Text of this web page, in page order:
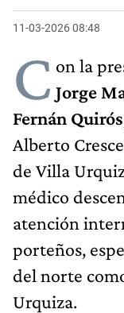
11-03-2026 08:48
C on la
Jorge
Fernán Quirós
Alberto
de Villa
médico
atención
porteños,
del norte
Urquiza.